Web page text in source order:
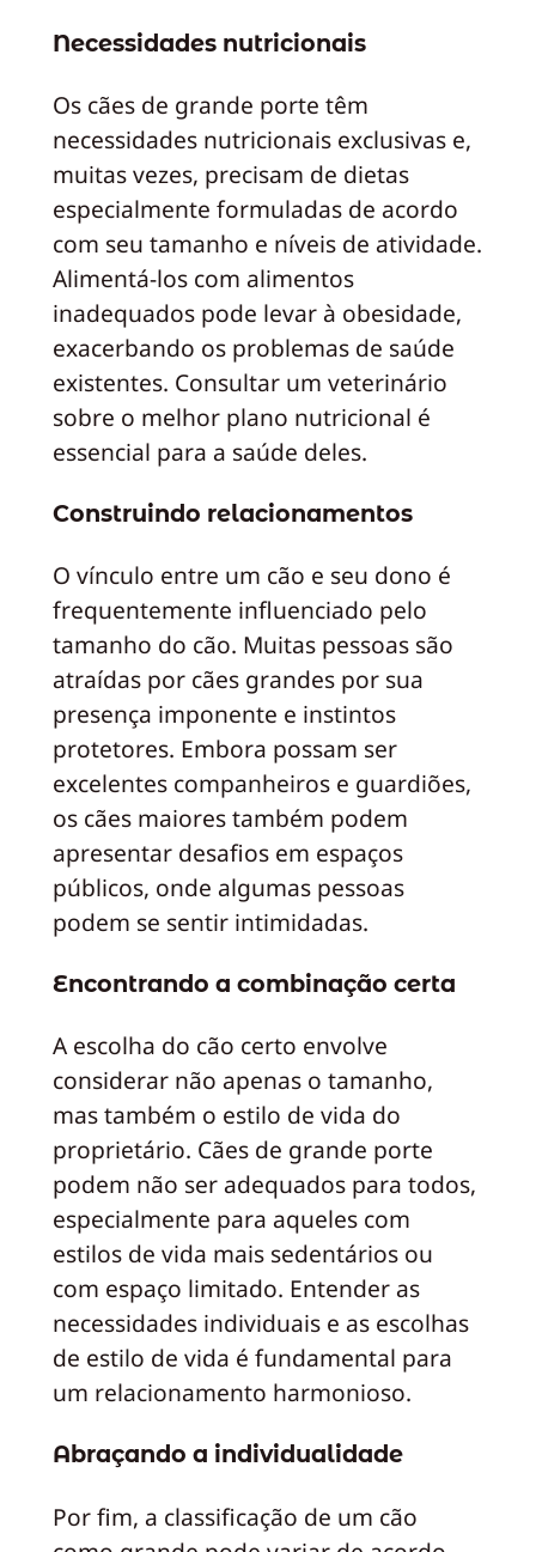
Necessidades nutricionais
Os cães de grande porte têm
necessidades nutricionais exclusivas e,
muitas vezes, precisam de dietas
especialmente formuladas de acordo
com seu tamanho e níveis de atividade.
Alimentá-los com alimentos
inadequados pode levar à obesidade,
exacerbando os problemas de saúde
existentes. Consultar um veterinário
sobre o melhor plano nutricional é
essencial para a saúde deles.
Construindo relacionamentos
O vínculo entre um cão e seu dono é
frequentemente influenciado pelo
tamanho do cão. Muitas pessoas são
atraídas por cães grandes por sua
presença imponente e instintos
protetores. Embora possam ser
excelentes companheiros e guardiões,
os cães maiores também podem
apresentar desafios em espaços
públicos, onde algumas pessoas
podem se sentir intimidadas.
Encontrando a combinação certa
A escolha do cão certo envolve
considerar não apenas o tamanho,
mas também o estilo de vida do
proprietário. Cães de grande porte
podem não ser adequados para todos,
especialmente para aqueles com
estilos de vida mais sedentários ou
com espaço limitado. Entender as
necessidades individuais e as escolhas
de estilo de vida é fundamental para
um relacionamento harmonioso.
Abraçando a individualidade
Por fim, a classificação de um cão